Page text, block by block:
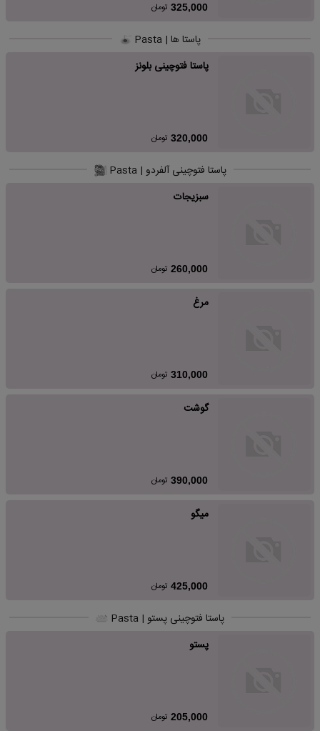
325,000 تومان
پاستا ها | Pasta
پاستا فتوچینی بلونز
320,000 تومان
پاستا فتوچینی آلفردو | Pasta
سبزیجات
260,000 تومان
مرغ
310,000 تومان
گوشت
390,000 تومان
میگو
425,000 تومان
پاستا فتوچینی پستو | Pasta
پستو
205,000 تومان